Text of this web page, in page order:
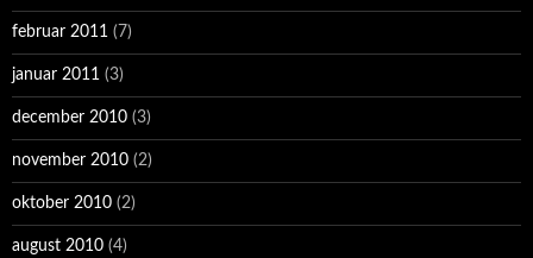
februar 2011 (7)
januar 2011 (3)
december 2010 (3)
november 2010 (2)
oktober 2010 (2)
august 2010 (4)